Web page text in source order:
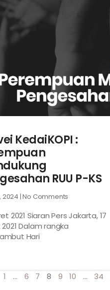
KedaiKOPI :
RUU P-KS
2024 No Comments
2021 Siaran Pers Jakarta, 17
Dalam rangka
Hari
1 … 6 7 8 9 10 … 34